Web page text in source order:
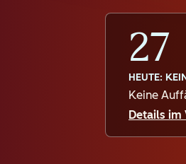
27
HEUTE:
Keine
Details